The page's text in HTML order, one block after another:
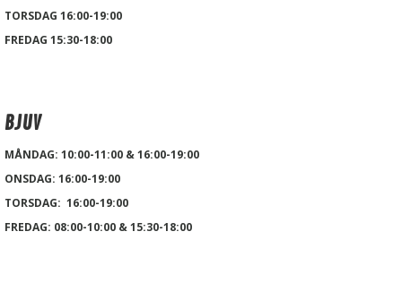
TORSDAG 16:00-19:00
FREDAG 15:30-18:00
BJUV
MÅNDAG: 10:00-11:00 & 16:00-19:00
ONSDAG: 16:00-19:00
TORSDAG: 16:00-19:00
FREDAG: 08:00-10:00 & 15:30-18:00